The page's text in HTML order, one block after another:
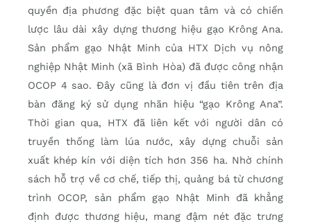
quyền địa phương đặc biệt quan tâm và có chiến
lược lâu dài xây dựng thương hiệu gạo Krông Ana.
Sản phẩm gạo Nhật Minh của HTX Dịch vụ nông
nghiệp Nhật Minh (xã Bình Hòa) đã được công nhận
OCOP 4 sao. Đây cũng là đơn vị đầu tiên trên địa
bàn đăng ký sử dụng nhãn hiệu “gạo Krông Ana”.
Thời gian qua, HTX đã liên kết với người dân có
truyền thống làm lúa nước, xây dựng chuỗi sản
xuất khép kín với diện tích hơn 356 ha. Nhờ chính
sách hỗ trợ về cơ chế, tiếp thị, quảng bá từ chương
trình OCOP, sản phẩm gạo Nhật Minh đã khẳng
định được thương hiệu, mang đậm nét đặc trưng